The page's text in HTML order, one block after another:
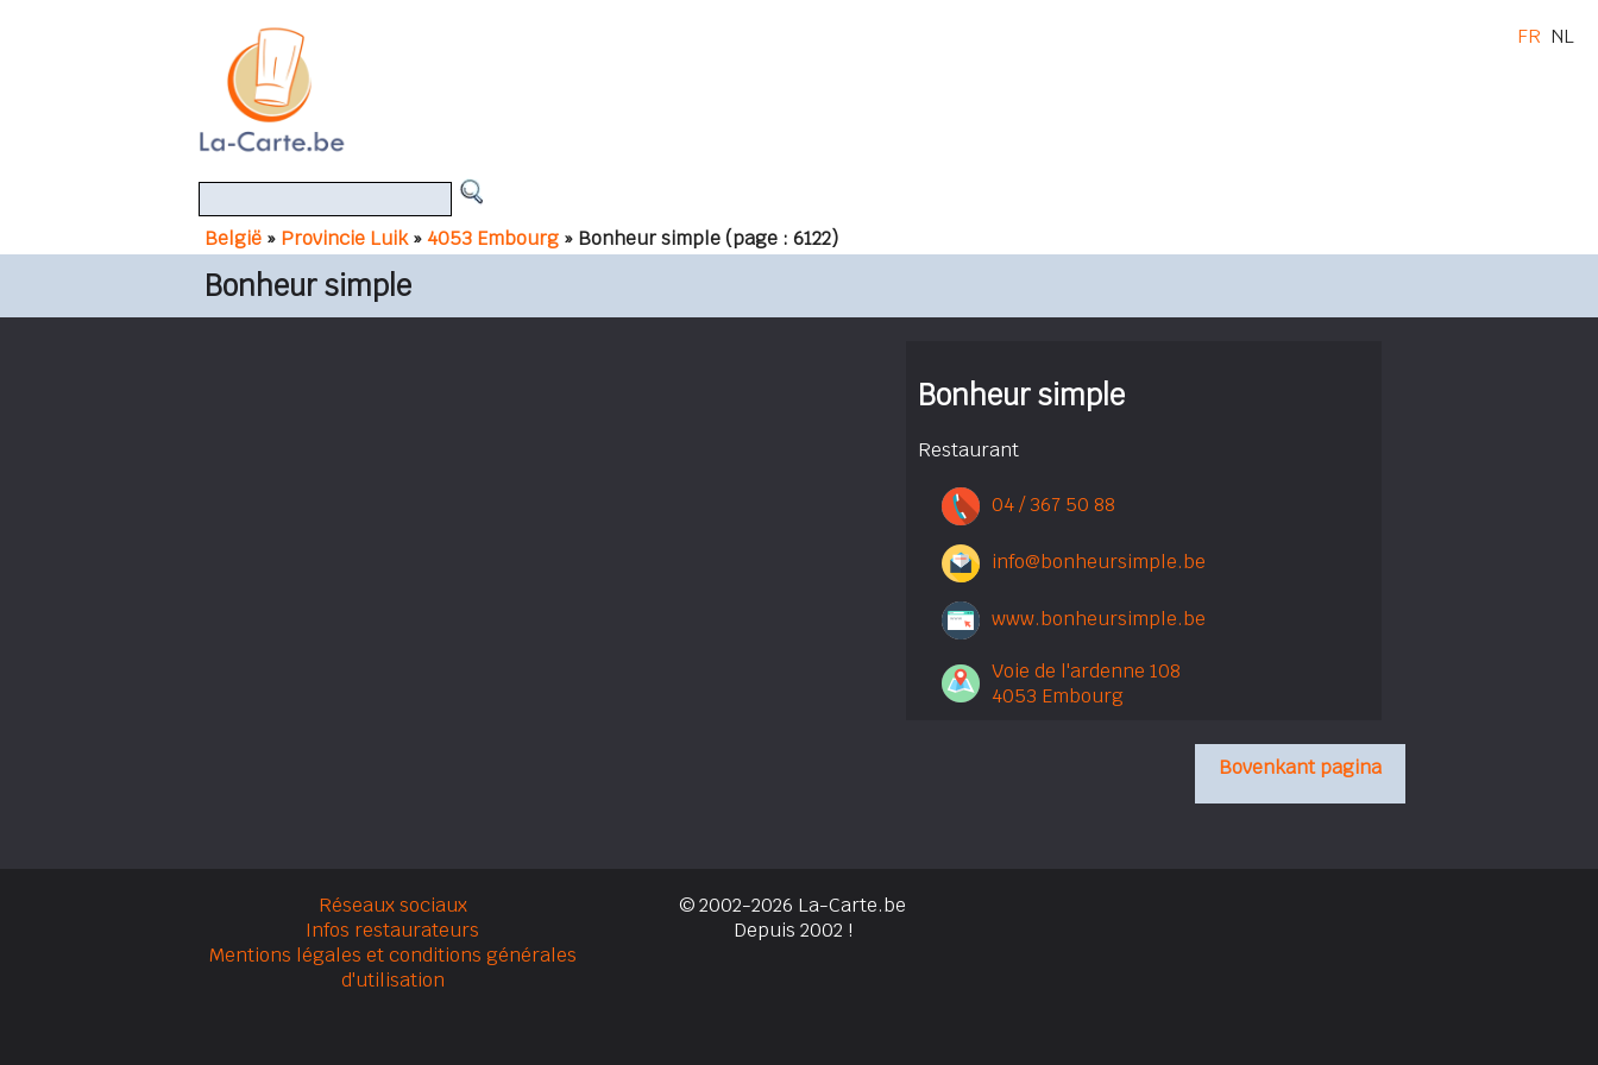
België » Provincie Luik»4053 Embourg » Bonheur simple(page : 6122)
FR NL
Bonheur simple
Bonheur simple
Restaurant
04 / 367 50 88
info@bonheursimple.be
www.bonheursimple.be
Voie de l'ardenne 108
4053 Embourg
Bovenkant pagina
Réseaux sociaux
Infos restaurateurs
Mentions légales et conditions générales
d'utilisation
© 2002-2026 La-Carte.be
Depuis 2002 !